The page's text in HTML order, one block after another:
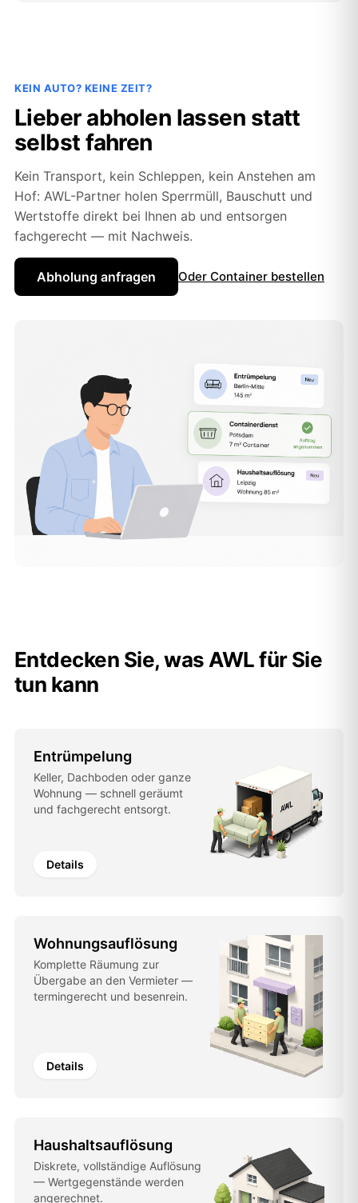
KEIN AUTO? KEINE ZEIT?
Lieber abholen lassen statt
selbst fahren
Kein Transport, kein Schleppen, kein Anstehen am
Hof: AWL-Partner holen Sperrmüll, Bauschutt und
Wertstoffe direkt bei Ihnen ab und entsorgen
fachgerecht — mit Nachweis.
Abholung anfragen Oder Container bestellen
Entdecken Sie, was AWL für Sie
tun kann
Entrümpelung
Keller, Dachboden oder ganze
Wohnung — schnell geräumt
und fachgerecht entsorgt.
Details
Wohnungsauflösung
Komplette Räumung zur
Übergabe an den Vermieter —
termingerecht und besenrein.
Details
Haushaltsauflösung
Diskrete, vollständige Auflösung
— Wertgegenstände werden
angerechnet.